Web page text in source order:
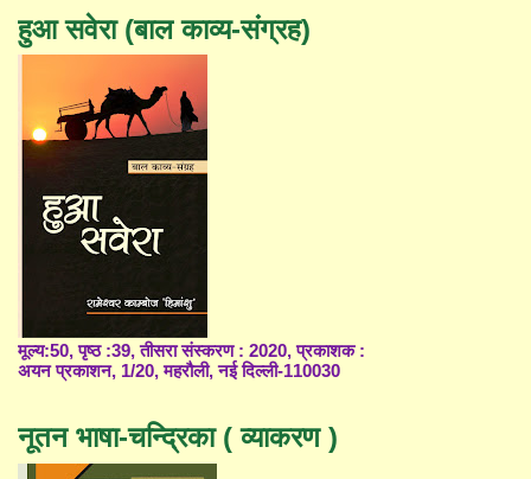
हुआ सवेरा (बाल काव्य-संग्रह)
मूल्य:50, पृष्ठ :39, तीसरा संस्करण : 2020, प्रकाशक :
अयन प्रकाशन, 1/20, महरौली, नई दिल्ली-110030
नूतन भाषा-चन्द्रिका ( व्याकरण )